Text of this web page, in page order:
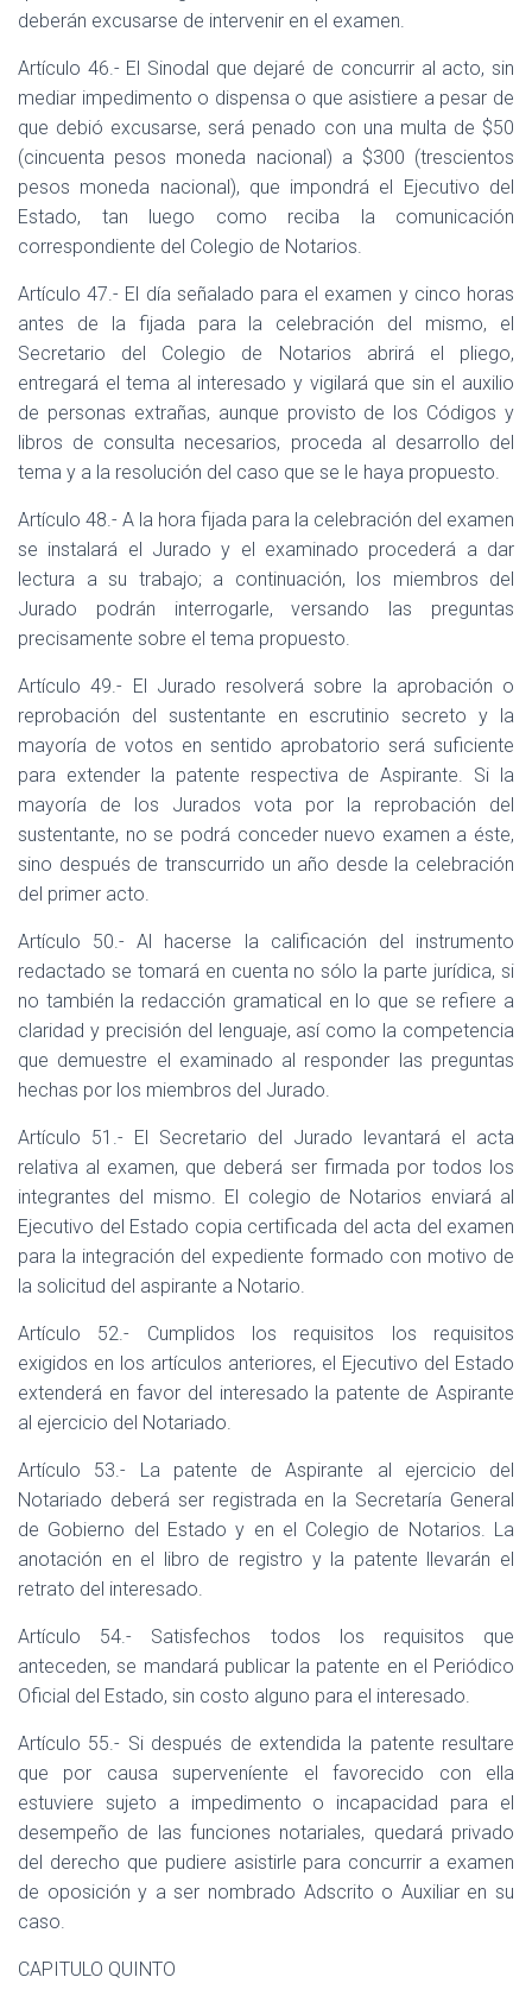
deberán excusarse de intervenir en el examen.
Artículo 46.- El Sinodal que dejaré de concurrir al acto, sin
mediar impedimento o dispensa o que asistiere a pesar de
que debió excusarse, será penado con una multa de $50
(cincuenta pesos moneda nacional) a $300 (trescientos
pesos moneda nacional), que impondrá el Ejecutivo del
Estado, tan luego como reciba la comunicación
correspondiente del Colegio de Notarios.
Artículo 47.- El día señalado para el examen y cinco horas
antes de la fijada para la celebración del mismo, el
Secretario del Colegio de Notarios abrirá el pliego,
entregará el tema al interesado y vigilará que sin el auxilio
de personas extrañas, aunque provisto de los Códigos y
libros de consulta necesarios, proceda al desarrollo del
tema y a la resolución del caso que se le haya propuesto.
Artículo 48.- A la hora fijada para la celebración del examen
se instalará el Jurado y el examinado procederá a dar
lectura a su trabajo; a continuación, los miembros del
Jurado podrán interrogarle, versando las preguntas
precisamente sobre el tema propuesto.
Artículo 49.- El Jurado resolverá sobre la aprobación o
reprobación del sustentante en escrutinio secreto y la
mayoría de votos en sentido aprobatorio será suficiente
para extender la patente respectiva de Aspirante. Si la
mayoría de los Jurados vota por la reprobación del
sustentante, no se podrá conceder nuevo examen a éste,
sino después de transcurrido un año desde la celebración
del primer acto.
Artículo 50.- Al hacerse la calificación del instrumento
redactado se tomará en cuenta no sólo la parte jurídica, si
no también la redacción gramatical en lo que se refiere a
claridad y precisión del lenguaje, así como la competencia
que demuestre el examinado al responder las preguntas
hechas por los miembros del Jurado.
Artículo 51.- El Secretario del Jurado levantará el acta
relativa al examen, que deberá ser firmada por todos los
integrantes del mismo. El colegio de Notarios enviará al
Ejecutivo del Estado copia certificada del acta del examen
para la integración del expediente formado con motivo de
la solicitud del aspirante a Notario.
Artículo 52.- Cumplidos los requisitos los requisitos
exigidos en los artículos anteriores, el Ejecutivo del Estado
extenderá en favor del interesado la patente de Aspirante
al ejercicio del Notariado.
Artículo 53.- La patente de Aspirante al ejercicio del
Notariado deberá ser registrada en la Secretaría General
de Gobierno del Estado y en el Colegio de Notarios. La
anotación en el libro de registro y la patente llevarán el
retrato del interesado.
Artículo 54.- Satisfechos todos los requisitos que
anteceden, se mandará publicar la patente en el Periódico
Oficial del Estado, sin costo alguno para el interesado.
Artículo 55.- Si después de extendida la patente resultare
que por causa superveníente el favorecido con ella
estuviere sujeto a impedimento o incapacidad para el
desempeño de las funciones notariales, quedará privado
del derecho que pudiere asistirle para concurrir a examen
de oposición y a ser nombrado Adscrito o Auxiliar en su
caso.
CAPITULO QUINTO